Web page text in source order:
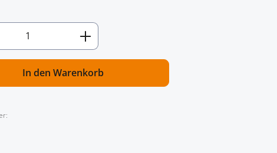
Gib den gewünschten Wert ein
In den Warenkorb